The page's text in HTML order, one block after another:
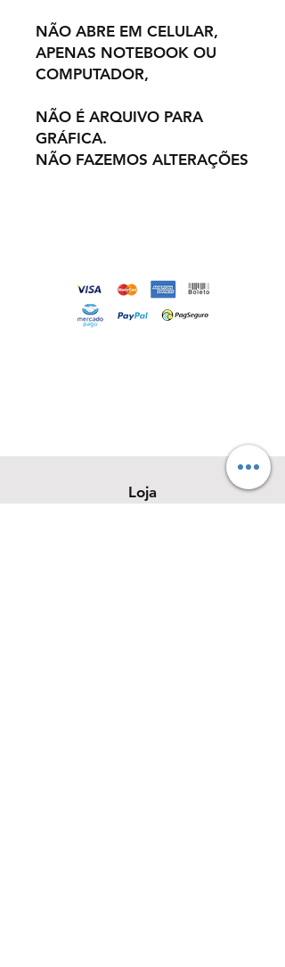
NÃO ABRE EM CELULAR,
APENAS NOTEBOOK OU
COMPUTADOR,
NÃO É ARQUIVO PARA
GRÁFICA.
NÃO FAZEMOS ALTERAÇÕES
Loja